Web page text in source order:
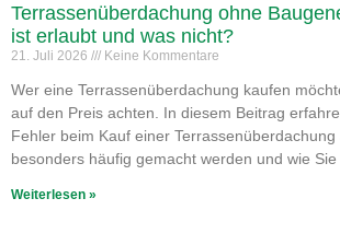
Terrassenüberdachung ohne
ist erlaubt und was nicht?
21. Juli 2026 Keine Kommentare
Wer eine Terrassenüberdachung kaufen
auf den Preis achten. In diesem Beitrag
Fehler beim Kauf einer Terrassenüberdachung
besonders häufig gemacht werden und wie Sie
Weiterlesen »